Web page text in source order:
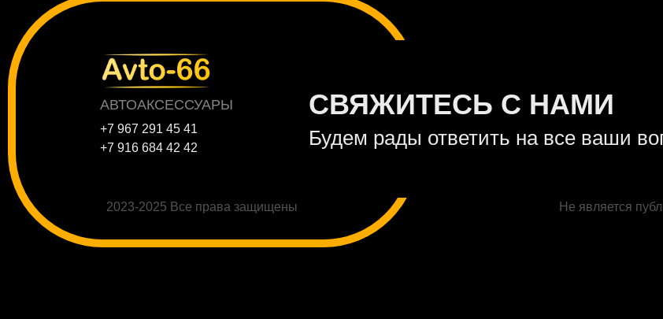
2023-2025 Все права защищены Не является
Будем рады ответить на все ваши
СВЯЖИТЕСЬ С НАМИ
АВТОАКСЕССУАРЫ
+7 967 291 45 41
+7 916 684 42 42